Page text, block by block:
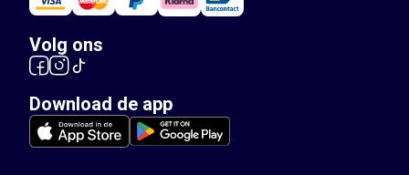
Volg ons
Download de app